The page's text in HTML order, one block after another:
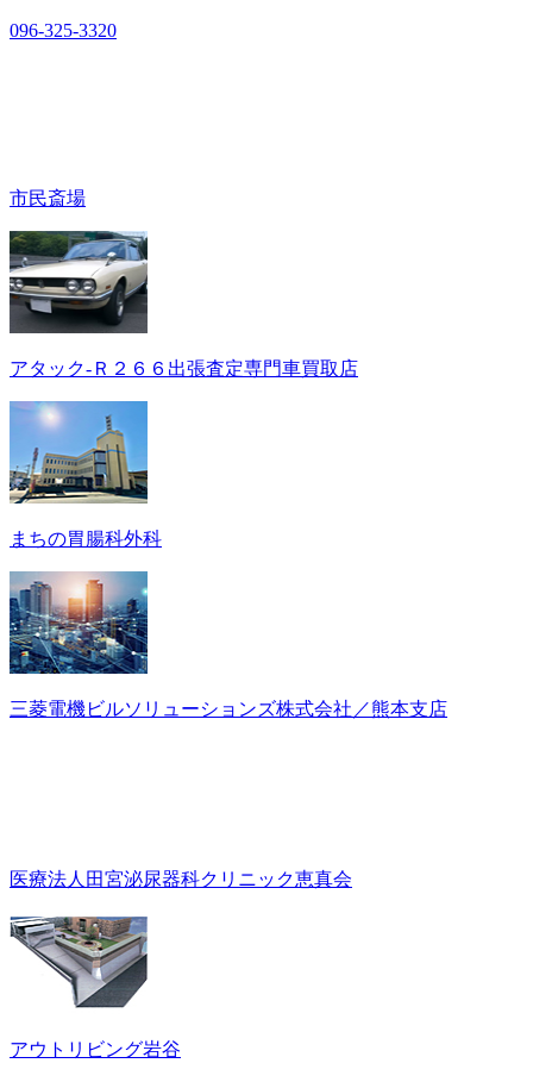
096-325-3320
市民斎場
アタック‐Ｒ２６６出張査定専門車買取店
まちの胃腸科外科
三菱電機ビルソリューションズ株式会社／熊本支店
医療法人田宮泌尿器科クリニック恵真会
アウトリビング岩谷